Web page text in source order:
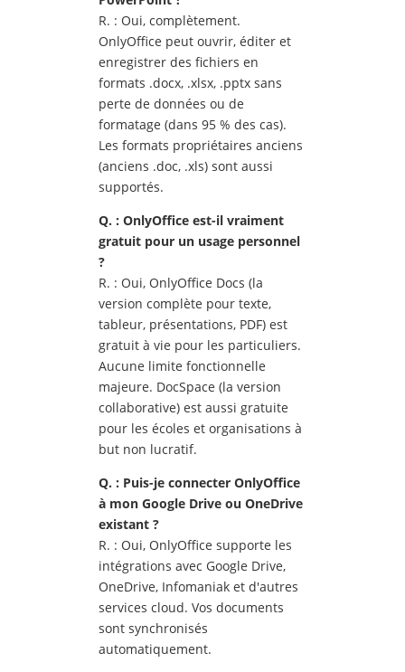
R. : Oui, complètement.
OnlyOffice peut ouvrir, éditer et
enregistrer des fichiers en
formats .docx, .xlsx, .pptx sans
perte de données ou de
formatage (dans 95 % des cas).
Les formats propriétaires anciens
(anciens .doc, .xls) sont aussi
supportés.
Q. : OnlyOffice est-il vraiment
gratuit pour un usage personnel
?
R. : Oui, OnlyOffice Docs (la
version complète pour texte,
tableur, présentations, PDF) est
gratuit à vie pour les particuliers.
Aucune limite fonctionnelle
majeure. DocSpace (la version
collaborative) est aussi gratuite
pour les écoles et organisations à
but non lucratif.
Q. : Puis-je connecter OnlyOffice
à mon Google Drive ou OneDrive
existant ?
R. : Oui, OnlyOffice supporte les
intégrations avec Google Drive,
OneDrive, Infomaniak et d'autres
services cloud. Vos documents
sont synchronisés
automatiquement.